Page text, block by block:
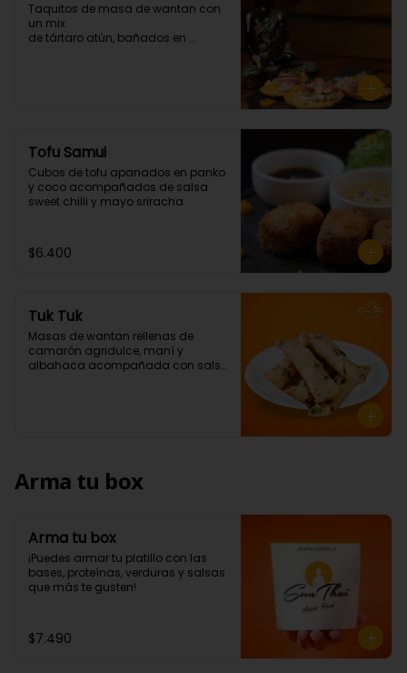
Taquitos de masa de wantan con
un mix
de tártaro atún, bañados en
Tofu Samui
Cubos de tofu apanados en panko
y coco acompañados de salsa
sweet chilli y mayo sriracha
$6.400
Tuk Tuk
Masas de wantan rellenas de
camarón agridulce, maní y
albahaca acompañada con salsa
Arma tu box
Arma tu box
¡Puedes armar tu platillo con las
bases, proteínas, verduras y salsas
que más te gusten!
$7.490